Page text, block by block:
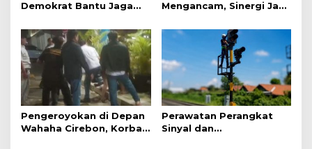
Demokrat Bantu Jaga
Mengancam, Sinergi Jadi
Pengeroyokan di Depan
Wahaha Cirebon, Korban
Perawatan Perangkat
Sinyal dan